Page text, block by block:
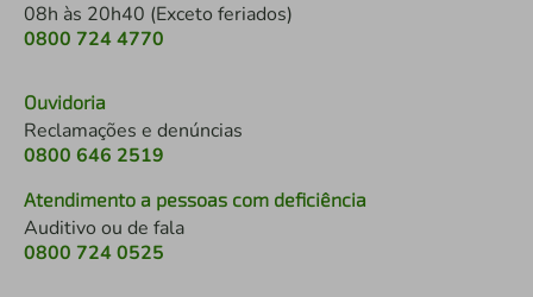
08h às 20h40 (Exceto feriados)
0800 724 4770
Ouvidoria
Reclamações e denúncias
0800 646 2519
Atendimento a pessoas com deficiência
Auditivo ou de fala
0800 724 0525